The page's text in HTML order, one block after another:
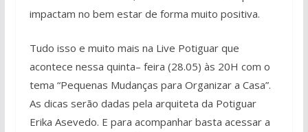
impactam no bem estar de forma muito positiva.
Tudo isso e muito mais na Live Potiguar que
acontece nessa quinta– feira (28.05) às 20H com o
tema “Pequenas Mudanças para Organizar a Casa”.
As dicas serão dadas pela arquiteta da Potiguar
Erika Asevedo. E para acompanhar basta acessar a